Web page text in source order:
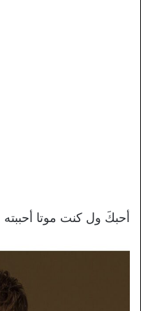
أحبكَ ول كنت موتا